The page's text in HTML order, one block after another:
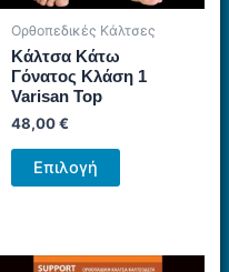
Ορθοπεδικές Κάλτσες
Κάλτσα Κάτω
Γόνατος Κλάση 1
Varisan Top
48,00€
Επιλογή
Αυτό
το
πολλαπλές